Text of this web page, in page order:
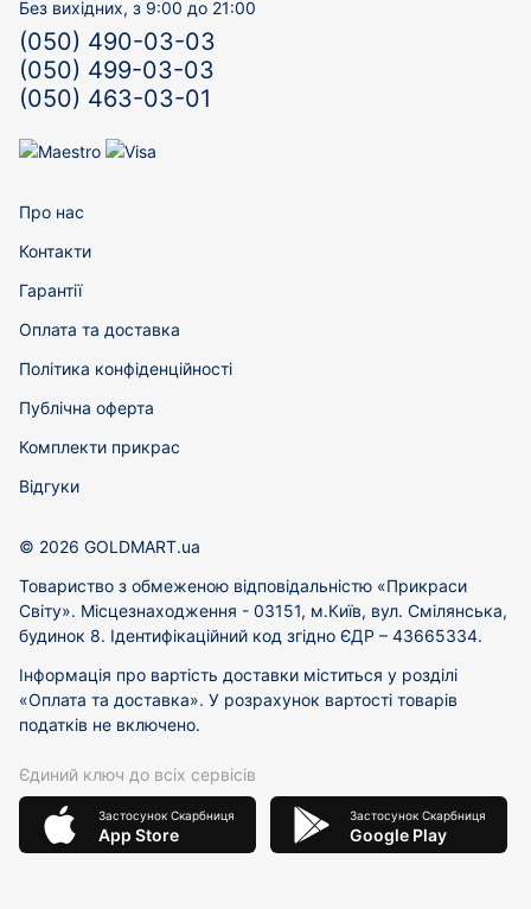
Без вихідних, з 9:00 до 21:00
(050) 490-03-03
(050) 499-03-03
(050) 463-03-01
Про нас
Контакти
Гарантії
Оплата та доставка
Політика конфіденційності
Публічна оферта
Комплекти прикрас
Відгуки
© 2026 GOLDMART.ua
Товариство з обмеженою відповідальністю «Прикраси
Світу». Місцезнаходження - 03151, м.Київ, вул. Смілянська,
будинок 8. Ідентифікаційний код згідно ЄДР – 43665334.
Інформація про вартість доставки міститься у розділі
«Оплата та доставка». У розрахунок вартості товарів
податків не включено.
Єдиний ключ до всіх сервісів
Застосунок Скарбниця
App Store
Застосунок Скарбниця
Google Play